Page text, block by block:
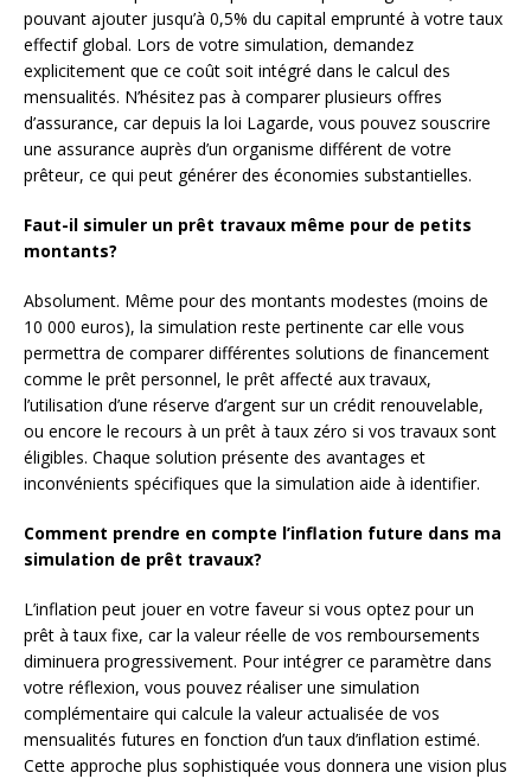
pouvant ajouter jusqu’à 0,5% du capital emprunté à votre taux
effectif global. Lors de votre simulation, demandez
explicitement que ce coût soit intégré dans le calcul des
mensualités. N’hésitez pas à comparer plusieurs offres
d’assurance, car depuis la loi Lagarde, vous pouvez souscrire
une assurance auprès d’un organisme différent de votre
prêteur, ce qui peut générer des économies substantielles.
Faut-il simuler un prêt travaux même pour de petits
montants?
Absolument. Même pour des montants modestes (moins de
10 000 euros), la simulation reste pertinente car elle vous
permettra de comparer différentes solutions de financement
comme le prêt personnel, le prêt affecté aux travaux,
l’utilisation d’une réserve d’argent sur un crédit renouvelable,
ou encore le recours à un prêt à taux zéro si vos travaux sont
éligibles. Chaque solution présente des avantages et
inconvénients spécifiques que la simulation aide à identifier.
Comment prendre en compte l’inflation future dans ma
simulation de prêt travaux?
L’inflation peut jouer en votre faveur si vous optez pour un
prêt à taux fixe, car la valeur réelle de vos remboursements
diminuera progressivement. Pour intégrer ce paramètre dans
votre réflexion, vous pouvez réaliser une simulation
complémentaire qui calcule la valeur actualisée de vos
mensualités futures en fonction d’un taux d’inflation estimé.
Cette approche plus sophistiquée vous donnera une vision plus